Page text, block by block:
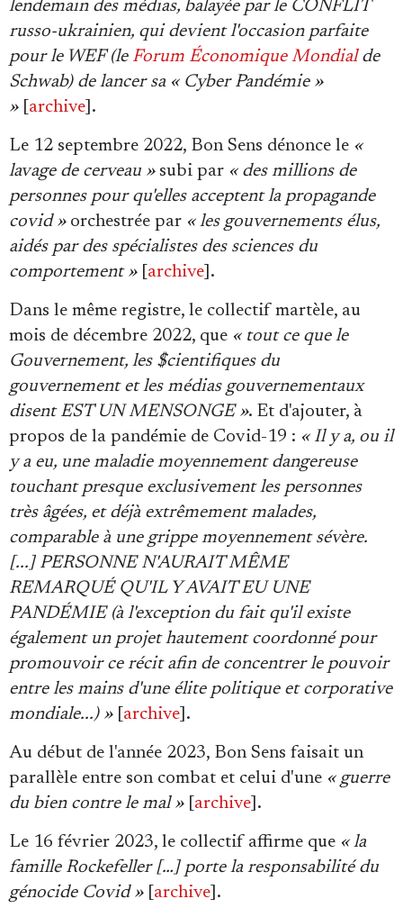
lendemain des médias, balayée par le CONFLIT
russo-ukrainien, qui devient l'occasion parfaite
pour le WEF (le Forum Économique Mondialde
Schwab) de lancer sa « Cyber Pandémie »
»[ archive ].
Le 12 septembre 2022, Bon Sens dénonce le «
lavage de cerveau »subi par « des millions de
personnes pour qu'elles acceptent la propagande
covid »orchestrée par « les gouvernements élus,
aidés par des spécialistes des sciences du
comportement »[ archive ].
Dans le même registre, le collectif martèle, au
mois de décembre 2022, que « tout ce que le
Gouvernement, les $cientifiques du
gouvernement et les médias gouvernementaux
disent EST UN MENSONGE ». Et d'ajouter, à
propos de la pandémie de Covid-19 : « Il y a, ou il
y a eu, une maladie moyennement dangereuse
touchant presque exclusivement les personnes
très âgées, et déjà extrêmement malades,
comparable à une grippe moyennement sévère.
[...] PERSONNE N'AURAIT MÊME
REMARQUÉ QU'IL Y AVAIT EU UNE
PANDÉMIE (à l'exception du fait qu'il existe
également un projet hautement coordonné pour
promouvoir ce récit afin de concentrer le pouvoir
entre les mains d'une élite politique et corporative
mondiale...) »[ archive ].
Au début de l'année 2023, Bon Sens faisait un
parallèle entre son combat et celui d'une « guerre
du bien contre le mal »[ archive ].
Le 16 février 2023, le collectif affirme que « la
famille Rockefeller […] porte la responsabilité du
génocide Covid »[ archive ].